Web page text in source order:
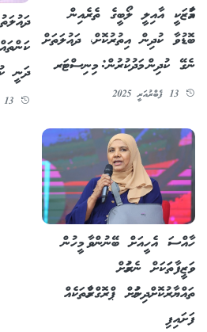
އަމާޒަކީ އާއިލީ ލޯބީގެ ތެރެއިން
ބޮޑުވާ ކުދިން އިތުރުކޮށް، ދައުލަތަށް
ނެގޭ ކުދިން މަދުކުރުން: މިނިސްޓަރ
ދަނީ
ހާއްސަ އެހީއަށް ބޭނުންވާ މީހުން
ވަޒީފާތަަކަށް ނެރުމަށް
ތައްޔާރުކޮށްދިނުމަށް ޕްރޮގްރާމްތަކެއް
ފަށައިފި